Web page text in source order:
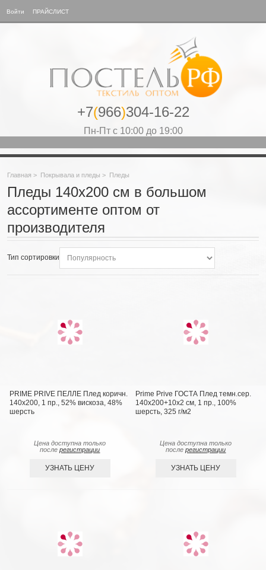
Войти ПРАЙСЛИСТ
+7(966)304-16-22
Пн-Пт с 10:00 до 19:00
Главная > Покрывала и пледы > Пледы
Пледы 140х200 см в большом
ассортименте оптом от
производителя
Тип сортировки
PRIME PRIVE ПЕЛЛЕ Плед коричн.
140х200, 1 пр., 52% вискоза, 48%
шерсть
Цена доступна только
послерегистрации
УЗНАТЬ ЦЕНУ
Prime Prive ГОСТА Плед темн.сер.
140х200+10х2 см, 1 пр., 100%
шерсть, 325 г/м2
Цена доступна только
послерегистрации
УЗНАТЬ ЦЕНУ